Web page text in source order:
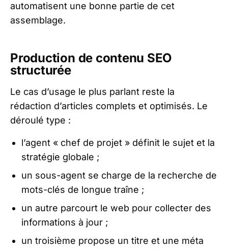
automatisent une bonne partie de cet
assemblage.
Production de contenu SEO
structurée
Le cas d’usage le plus parlant reste la
rédaction d’articles complets et optimisés. Le
déroulé type :
l’agent « chef de projet » définit le sujet et la
stratégie globale ;
un sous-agent se charge de la recherche de
mots-clés de longue traîne ;
un autre parcourt le web pour collecter des
informations à jour ;
un troisième propose un titre et une méta